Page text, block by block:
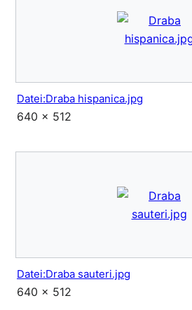
Datei:Draba hispanica.jpg
640 × 512
Datei:Draba sauteri.jpg
640 × 512